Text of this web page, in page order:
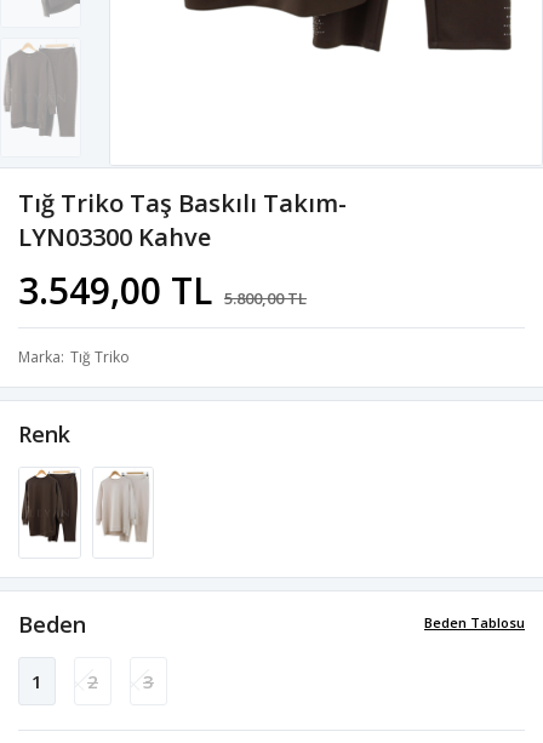
Tığ Triko Taş Baskılı Takım-
LYN03300 Kahve
3.549,00 TL 5.800,00 TL
Marka Tığ Triko
Renk
Beden Tablosu
Beden
1 2 3